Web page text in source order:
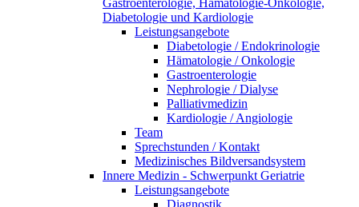
Diabetologie und Kardiologie
Leistungsangebote
Diabetologie / Endokrinologie
Hämatologie / Onkologie
Gastroenterologie
Nephrologie / Dialyse
Palliativmedizin
Kardiologie / Angiologie
Team
Sprechstunden / Kontakt
Medizinisches Bildversandsystem
Innere Medizin - Schwerpunkt Geriatrie
Leistungsangebote
Diagnostik